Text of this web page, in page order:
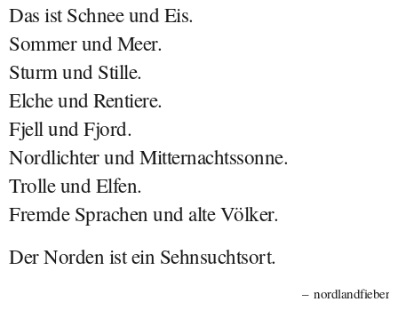
Das ist Schnee und Eis.
Sommer und Meer.
Sturm und Stille.
Elche und Rentiere.
Fjell und Fjord.
Nordlichter und Mitternachtssonne.
Trolle und Elfen.
Fremde Sprachen und alte Völker.
Der Norden ist ein Sehnsuchtsort.
nordlandfieber